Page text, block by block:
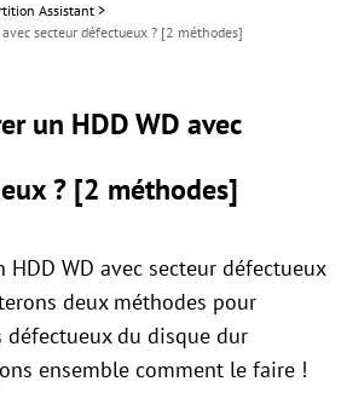
Assistant >
secteur défectueux ? [2 méthodes]
un HDD WD avec
? [2 méthodes]
HDD WD avec secteur défectueux
deux méthodes pour
défectueux du disque dur
ensemble comment le faire !